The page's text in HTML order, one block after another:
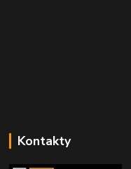
Kontakty